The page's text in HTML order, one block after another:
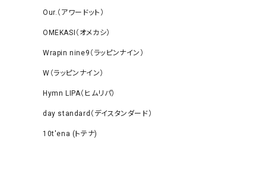
Our.（アワードット）
OMEKASI（オメカシ）
Wrapin nine9（ラッピンナイン）
W（ラッピンナイン）
Hymn LIPA（ヒムリパ）
day standard（デイスタンダード）
10t'ena (トテナ)